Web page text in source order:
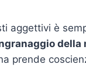
aggettivi è
prende